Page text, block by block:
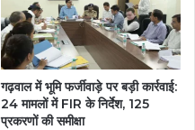
गढ़वाल में भूमि फर्जीवाड़े पर बड़ी कार्रवाई:
24 मामलों में FIR के निर्देश, 125
प्रकरणों की समीक्षा